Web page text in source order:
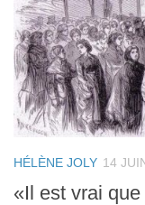
HÉLÈNE JOLY 14
«Il est vrai